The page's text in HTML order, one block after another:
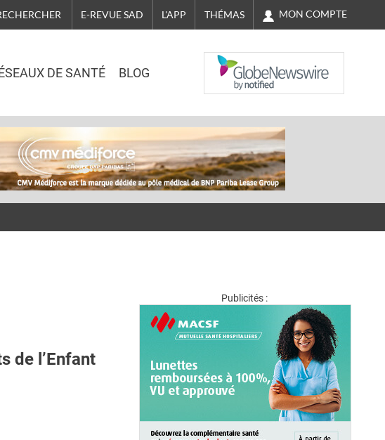
E-REVUE SAD L'APP THÉMAS MON COMPTE
DE SANTÉ BLOG
NASDAQ
de l’Enfant
Publicités :